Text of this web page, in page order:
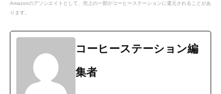
Amazonのアソシエイトとして、売上の一部がコーヒーステーションに還元されることがあ
ります。
コーヒーステーション編
集者